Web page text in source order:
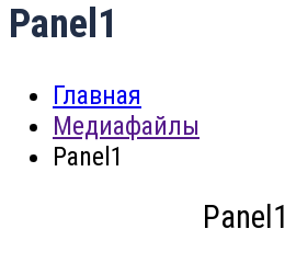
Panel1
Главная
Медиафайлы
Panel1
Panel1